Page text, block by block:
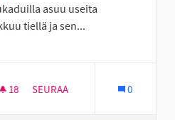
asuu useita
tiellä ja sen...
Itäinen Seinäjoki
18 18 SEURAAJAA
SEURAA 0